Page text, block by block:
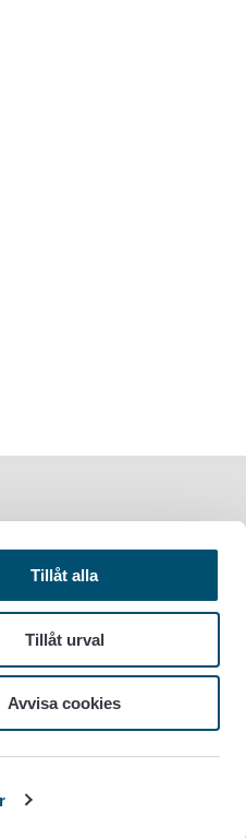
Tillåt alla
Tillåt urval
Avvisa cookies